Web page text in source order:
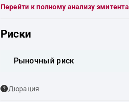
Перейти к полному анализу эмитента
Риски
Рыночный риск
Дюрация